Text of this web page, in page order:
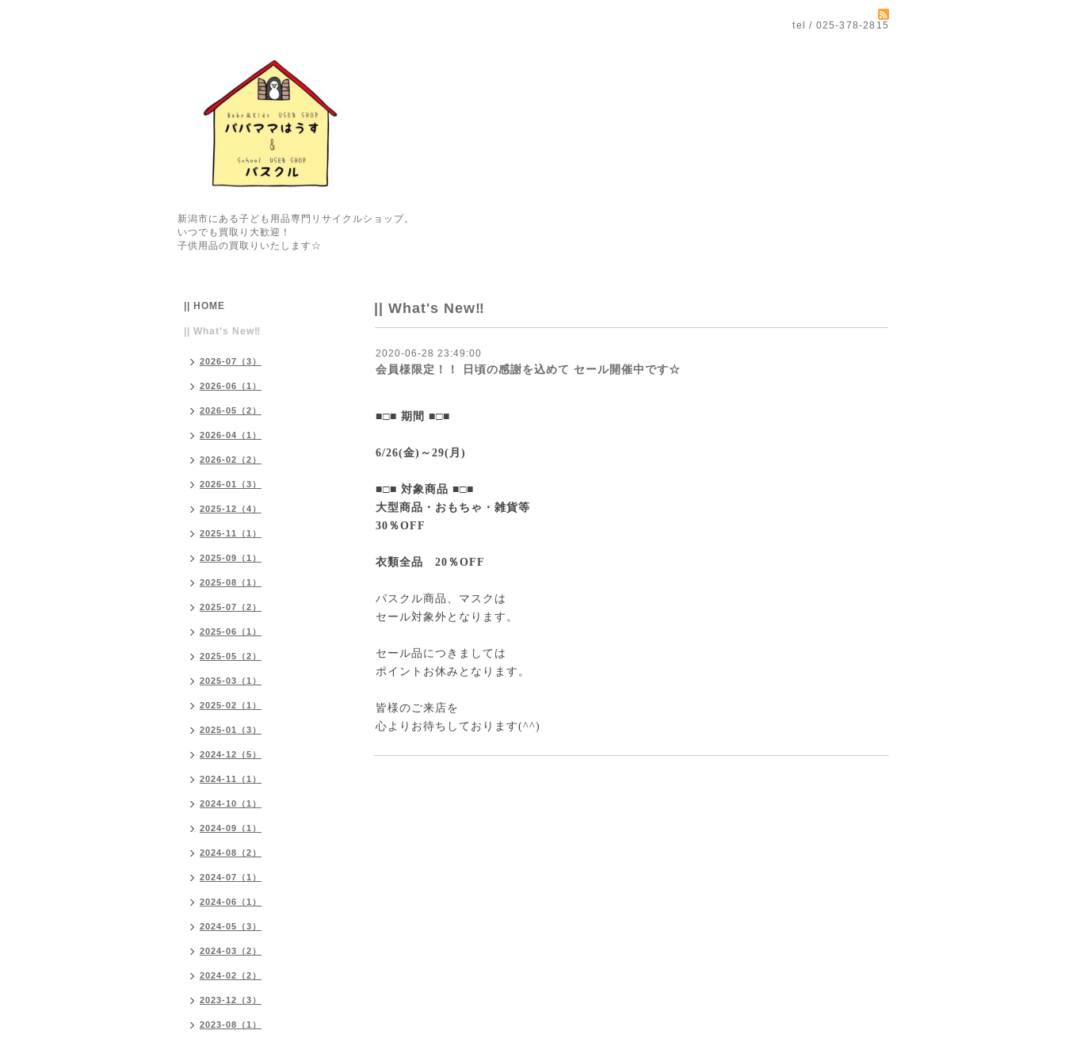
tel / 025-378-2815
新潟市にある子ども用品専門リサイクルショップ。
いつでも買取り大歓迎！
子供用品の買取りいたします☆
|| What's New‼
2020-06-28 23:49:00
会員様限定！！ 日頃の感謝を込めて セール開催中です☆
■□■ 期間 ■□■
6/26(金)～29(月)
■□■ 対象商品 ■□■
大型商品・おもちゃ・雑貨等
30％OFF
衣類全品 20％OFF
パスクル商品、マスクは
セール対象外となります。
セール品につきましては
ポイントお休みとなります。
皆様のご来店を
心よりお待ちしております(^^)
|| HOME
|| What's New‼
2026-07（3）
2026-06（1）
2026-05（2）
2026-04（1）
2026-02（2）
2026-01（3）
2025-12（4）
2025-11（1）
2025-09（1）
2025-08（1）
2025-07（2）
2025-06（1）
2025-05（2）
2025-03（1）
2025-02（1）
2025-01（3）
2024-12（5）
2024-11（1）
2024-10（1）
2024-09（1）
2024-08（2）
2024-07（1）
2024-06（1）
2024-05（3）
2024-03（2）
2024-02（2）
2023-12（3）
2023-08（1）